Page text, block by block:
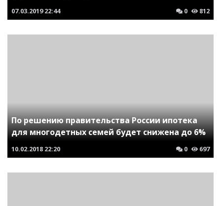
07.03.2019 22:44 0 812
По решению правительства России ипотека
для многодетных семей будет снижена до 6%
10.02.2018 22:20 0 697